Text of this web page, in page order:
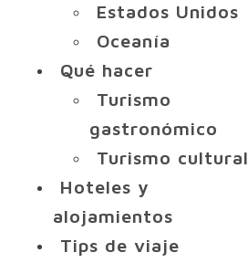
Estados Unidos
Oceanía
Qué hacer
Turismo
gastronómico
Turismo cultural
Hoteles y
alojamientos
Tips de viaje